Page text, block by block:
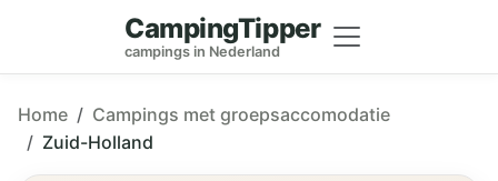
CampingTipper
campings in Nederland
Home
Campings met groepsaccomodatie
Zuid-Holland